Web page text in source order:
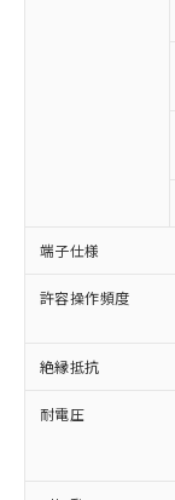
端子仕様
許容操作頻度
絶縁抵抗
耐電圧
ご
以下の
ご利用
本
商
(
当
本
こ
在
記
タ
覧
準
対応予
有に対
対応予
非含有
定はあ
調査・
非含有
非該当品
害物質
仕入先様
いたも
むを得
鉛(Pb)
六価クロ
類(PBB)
(PBDE)
※1 中
「○」：
基準値以
「×」：
基準値
「－」
い合わせ
*中国
Pb(鉛)
Cr(Ⅵ)(六価
当
為
（
国
可